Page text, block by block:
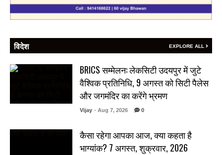
विदेश EXPLORE ALL
BRICS सम्मेलन: लेकसिटी उदयपुर में जुटे
वैश्विक प्रतिनिधि, 9 अगस्त को सिटी पैलेस
और जगमंदिर का करेंगे भ्रमण
Vijay - Aug 7, 2026 0
कैसा रहेगा आपका आज, क्या कहता है
भाग्यांक? 7 अगस्त, शुक्रवार, 2026